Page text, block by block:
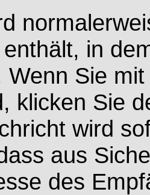
in
Wenn Sie
klicken Sie
wird
aus
des